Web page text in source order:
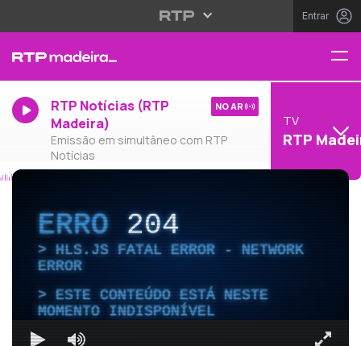
Entrar
RTP Notícias (RTP
Madeira)
Emissão em simultâneo com RTP
Notícias
NO AR
TV
RTP
ERRO204
HLS.JS FATAL ERROR - NETWORK
ERROR
ESTE CONTEÚDO ESTÁ NESTE
MOMENTO INDISPONÍVEL